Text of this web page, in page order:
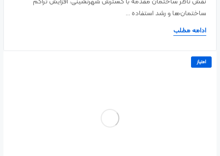
ساختمان‌ها و رشد استفاده ...
ادامه مطلب
امتیاز